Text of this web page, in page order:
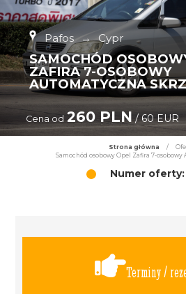
Pafos → Cypr
SAMOCHÓD
ZAFIRA 7-OSOBOWY
AUTOMATYCZNA
Cena od 260 PLN/ 60 EUR
Strona główna /
Samochód osobowy Opel Zafira 7-
Numer oferty:
Terminy /